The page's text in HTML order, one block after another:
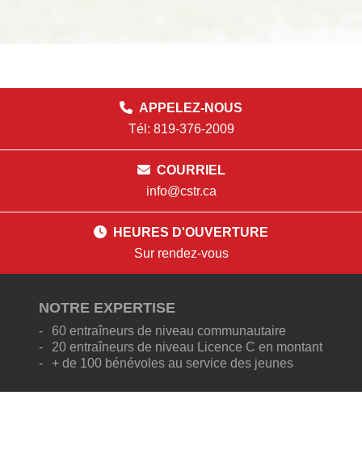
APPELEZ-NOUS
Tél: 819-376-2009
COURRIEL
info@cstr.ca
HEURES D'OUVERTURE
Sur rendez-vous
NOTRE EXPERTISE
60 entraîneurs de niveau communautaire
20 entraîneurs de niveau Licence C en montant
+ de 100 bénévoles au service des jeunes